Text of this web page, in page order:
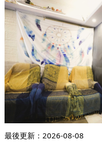
最後更新： 2026-08-08